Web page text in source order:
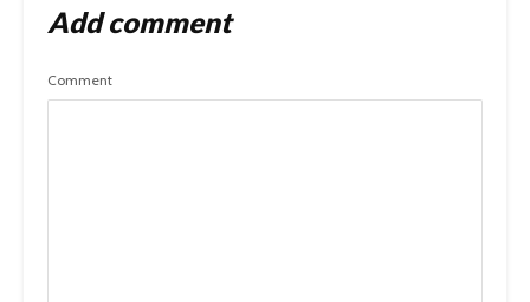
Add comment
Comment